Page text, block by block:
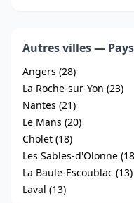
Autres villes —
Angers (28)
La Roche-sur-Yon (23)
Nantes (21)
Le Mans (20)
Cholet (18)
Les Sables-d'Olonne
La Baule-Escoublac (13)
Laval (13)